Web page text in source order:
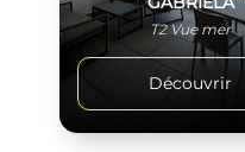
T2 Vue mer
Découvrir